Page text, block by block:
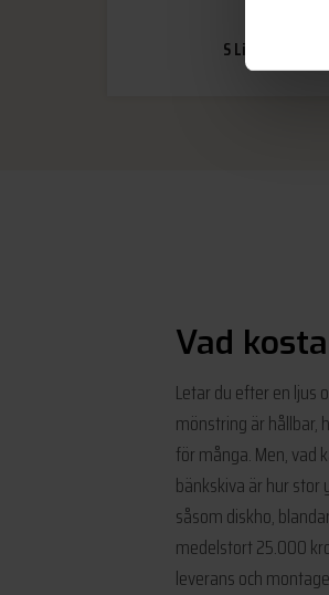
S Lindblom
Vad
Letar du efter en ljus
mönstring är hållbar,
för många. Men, vad
bänkskiva är hur stor
såsom diskho,
medelstort 25.000
leverans och